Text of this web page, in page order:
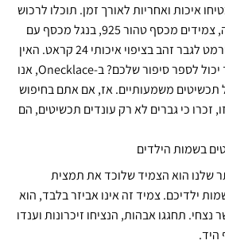
איכות ואחריות לאורך זמן. תוכלו לרכוש
צמידי עור לגבר עם חריטה, צמידים מכסף טהור 925, בנגל מכסף עם
חריטת לייזר מדויקת או גורמט לגבר זהב בציפוי איכותי 24 קראט. האין
זה מרתק איך תכשיט אחד יכול לספר סיפור שלכם? ב-Onecklace, אנו
משמעותיים. אז, אם אתם בחיפוש
כי גברים לא רק עונדים תכשיטים, הם
בשמות הילדים
שלנו הוא הצמיד שלוכד את תמצית
ילדיכם. צמיד זה אינו אביזר בלבד, הוא
תחגגו אבהות, הנציחו זיכרונות וענדו